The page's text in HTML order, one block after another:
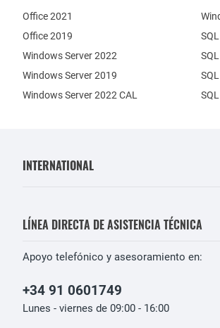
Office 2021
Office 2019
Windows Server 2022
Windows Server 2019
Windows Server 2022 CAL
INTERNATIONAL
LÍNEA DIRECTA DE ASISTENCIA TÉCNICA
Apoyo telefónico y asesoramiento en:
+34 91 0601749
Lunes - viernes de 09:00 - 16:00